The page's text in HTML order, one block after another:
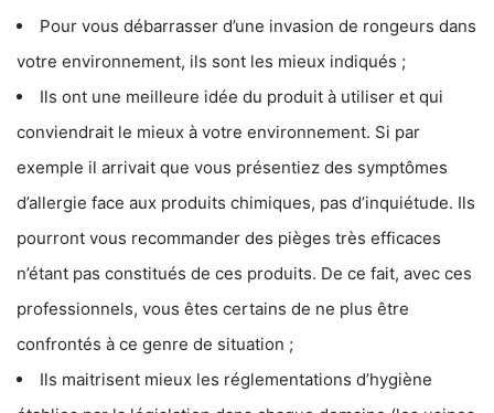
Pour vous débarrasser d’une invasion de rongeurs dans
votre environnement, ils sont les mieux indiqués ;
Ils ont une meilleure idée du produit à utiliser et qui
conviendrait le mieux à votre environnement. Si par
exemple il arrivait que vous présentiez des symptômes
d’allergie face aux produits chimiques, pas d’inquiétude. Ils
pourront vous recommander des pièges très efficaces
n’étant pas constitués de ces produits. De ce fait, avec ces
professionnels, vous êtes certains de ne plus être
confrontés à ce genre de situation ;
Ils maitrisent mieux les réglementations d’hygiène